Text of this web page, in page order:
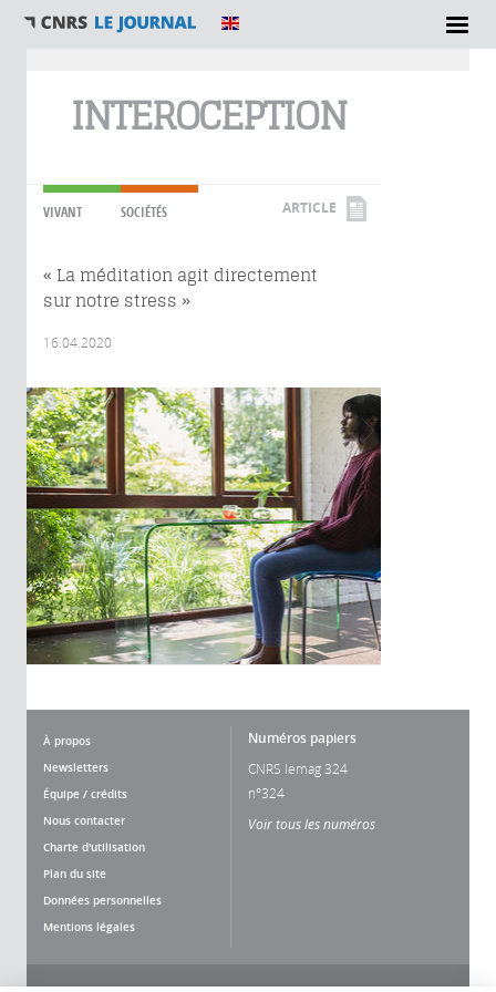
INTEROCEPTION
VIVANT SOCIÉTÉS ARTICLE
« La méditation agit directement
sur notre stress »
16.04.2020
À propos
Newsletters
Équipe / crédits
Nous contacter
Charte d'utilisation
Plan du site
Données personnelles
Mentions légales
Numéros papiers
CNRS lemag 324
n°324
Voir tous les numéros